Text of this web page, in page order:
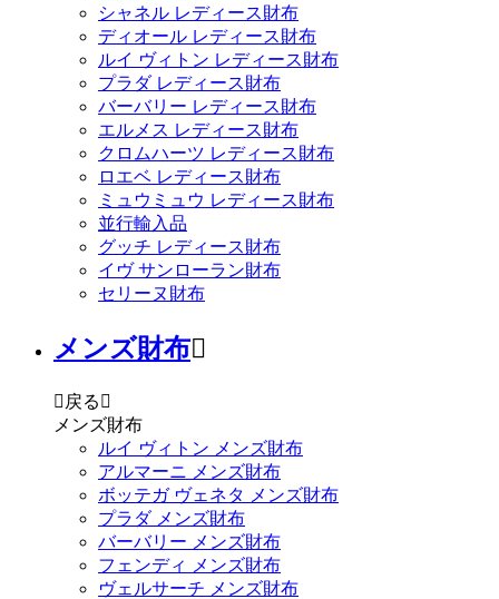
シャネル レディース財布
ディオール レディース財布
ルイ ヴィトン レディース財布
プラダ レディース財布
バーバリー レディース財布
エルメス レディース財布
クロムハーツ レディース財布
ロエベ レディース財布
ミュウミュウ レディース財布
並行輸入品
グッチ レディース財布
イヴ サンローラン財布
セリーヌ財布
メンズ財布
 戻る 
メンズ財布
ルイ ヴィトン メンズ財布
アルマーニ メンズ財布
ボッテガ ヴェネタ メンズ財布
プラダ メンズ財布
バーバリー メンズ財布
フェンディ メンズ財布
ヴェルサーチ メンズ財布